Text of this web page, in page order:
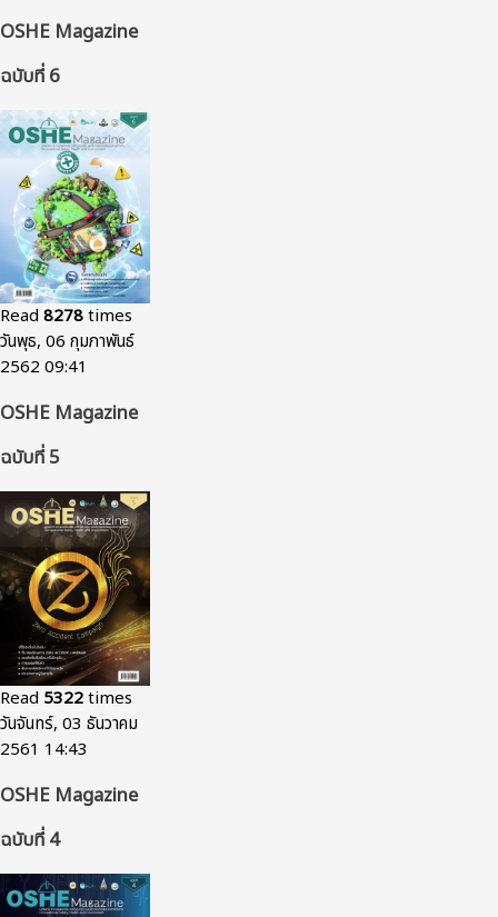
OSHE Magazine
ฉบับที่ 6
Read 8278times
วันพุธ, 06 กุมภาพันธ์
2562 09:41
OSHE Magazine
ฉบับที่ 5
Read 5322times
วันจันทร์, 03 ธันวาคม
2561 14:43
OSHE Magazine
ฉบับที่ 4